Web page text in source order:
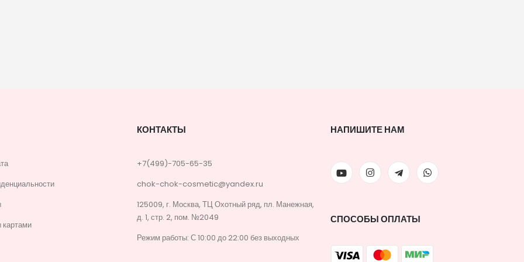
КОНТАКТЫ
+7(499)-705-65-35
chok-chok-cosmetic@yandex.ru
125009, г. Москва, ТЦ Охотный ряд, пл. Манежная,
д. 1, стр. 2, пом. №2049
Режим работы: С 10:00 до 22:00 без выходных
НАПИШИТЕ НАМ
СПОСОБЫ ОПЛАТЫ